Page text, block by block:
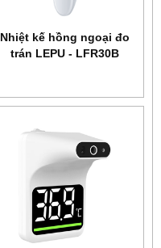
Nhiệt kế hồng ngoại đo
trán LEPU - LFR30B